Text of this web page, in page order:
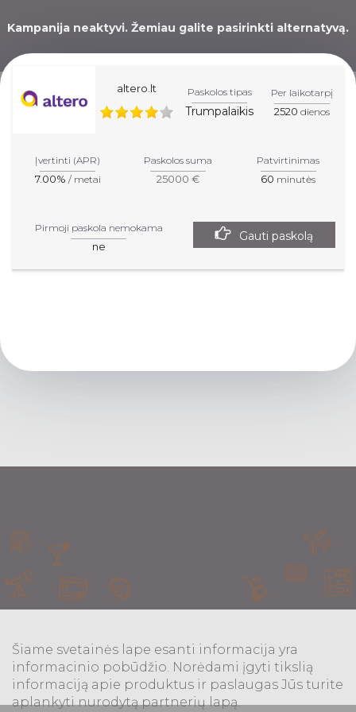
Kampanija neaktyvi. Žemiau galite pasirinkti alternatyvą.
PASIRINKTI GERIAUSIĄ
PASKOLĄ!
altero.lt Paskolos tipas
Trumpalaikis
Per laikotarpį
2520 dienos
Įvertinti (APR)
7.00% / metai
Paskolos suma
25000 €
Patvirtinimas
60 minutės
Pirmoji paskola nemokama
ne
Gauti paskolą
Šiame svetainės lape esanti informacija yra
informacinio pobūdžio. Norėdami įgyti tikslią
informaciją apie produktus ir paslaugas Jūs turite
aplankyti nurodytą partnerių lapą.